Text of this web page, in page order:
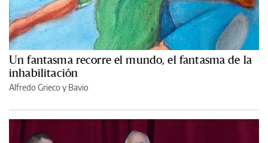
Un fantasma recorre el mundo, el fantasma de la
inhabilitación
Alfredo Grieco y Bavio